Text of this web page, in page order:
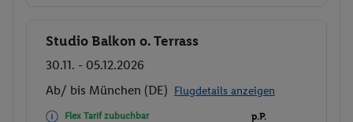
Buchen
Studio Balkon o. Terrass
30.11. - 05.12.2026
Ab/ bis München (DE) Flugdetails anzeigen
Flex Tarif zubuchbar p.P.